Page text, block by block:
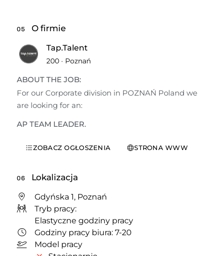
05 O firmie
Tap.Talent
200 · Poznań
ABOUT THE JOB:
For our Corporate division in POZNAŃ Poland we
are looking for an:
AP TEAM LEADER.
ZOBACZ OGŁOSZENIA STRONA WWW
06 Lokalizacja
Gdyńska 1, Poznań
Tryb pracy:
Elastyczne godziny pracy
Godziny pracy biura: 7-20
Model pracy